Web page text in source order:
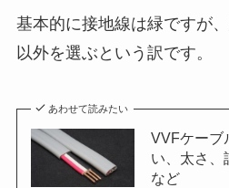
基本的に接地線は緑ですが
以外を選ぶという訳です。
あわせて読みたい
VVFケーブ
い、太さ、
など